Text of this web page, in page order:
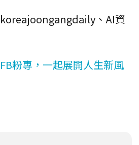
、AI資
粉專，一起展開人生新風